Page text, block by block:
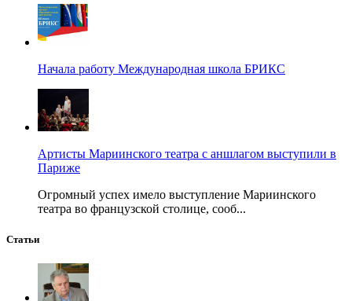
Начала работу Международная школа БРИКС
Артисты Мариинского театра с аншлагом выступили в
Париже
Огромный успех имело выступление Мариинского
театра во французской столице, сооб...
Статьи